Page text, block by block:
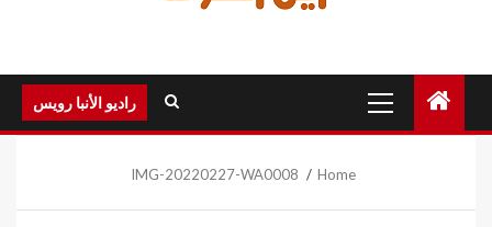
Menu
راديو الأنبا رويس
Home
IMG-20220227-WA0008